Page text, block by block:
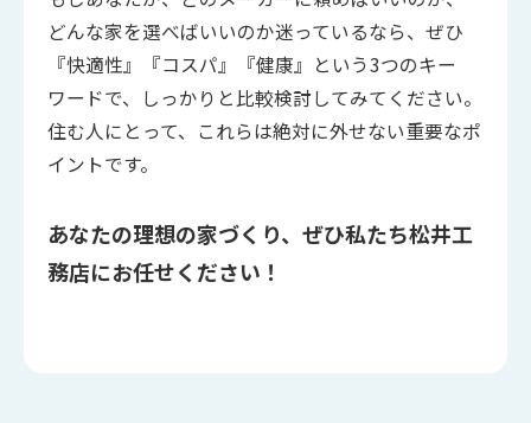
どんな家を選べばいいのか迷っているなら、ぜひ
『快適性』『コスパ』『健康』という3つのキー
ワードで、しっかりと比較検討してみてください。
住む人にとって、これらは絶対に外せない重要なポ
イントです。
あなたの理想の家づくり、ぜひ私たち松井工
務店にお任せください！